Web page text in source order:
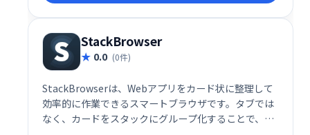
StackBrowser
0.0 (0件)
StackBrowserは、Webアプリをカード状に整理して
効率的に作業できるスマートブラウザです。タブでは
なく、カードをスタックにグループ化することで、複